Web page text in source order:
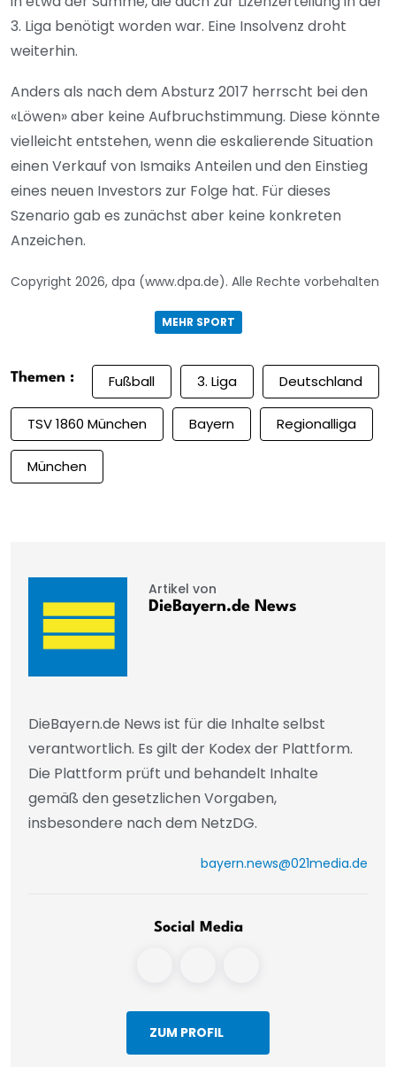
3. Liga benötigt worden war. Eine Insolvenz droht
weiterhin.
Anders als nach dem Absturz 2017 herrscht bei den
«Löwen» aber keine Aufbruchstimmung. Diese könnte
vielleicht entstehen, wenn die eskalierende Situation
einen Verkauf von Ismaiks Anteilen und den Einstieg
eines neuen Investors zur Folge hat. Für dieses
Szenario gab es zunächst aber keine konkreten
Anzeichen.
Copyright 2026, dpa (www.dpa.de). Alle Rechte vorbehalten
MEHR SPORT
Themen : Fußball 3. Liga Deutschland
TSV 1860 München Bayern Regionalliga
München
Artikel von
DieBayern.de News
DieBayern.de News ist für die Inhalte selbst
verantwortlich. Es gilt der Kodex der Plattform.
Die Plattform prüft und behandelt Inhalte
gemäß den gesetzlichen Vorgaben,
insbesondere nach dem NetzDG.
bayern.news@021media.de
Social Media
ZUM PROFIL